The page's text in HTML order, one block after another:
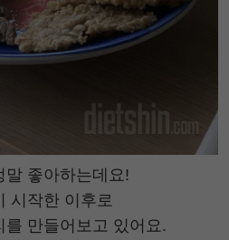
말 좋아하는데요!
시작한 이후로
만들어보고 있어요.